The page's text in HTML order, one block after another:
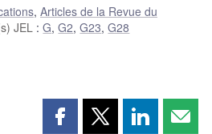
, Articles de la Revue du
JEL :G,G2,G23,G28
PartagerPartagerPartager